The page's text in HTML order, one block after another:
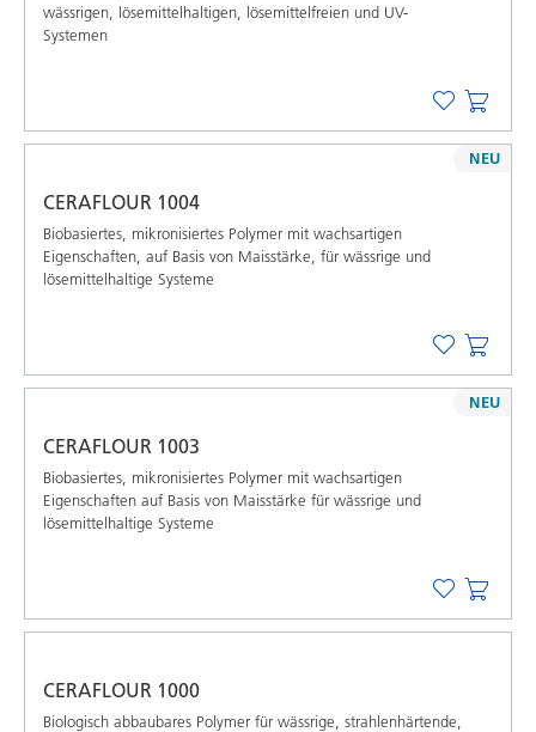
wässrigen, lösemittelhaltigen, lösemittelfreien und UV-
Systemen
CERAFLOUR 1004
Biobasiertes, mikronisiertes Polymer mit wachsartigen
Eigenschaften, auf Basis von Maisstärke, für wässrige und
lösemittelhaltige Systeme
NEU
CERAFLOUR 1003
Biobasiertes, mikronisiertes Polymer mit wachsartigen
Eigenschaften auf Basis von Maisstärke für wässrige und
lösemittelhaltige Systeme
NEU
CERAFLOUR 1000
Biologisch abbaubares Polymer für wässrige, strahlenhärtende,